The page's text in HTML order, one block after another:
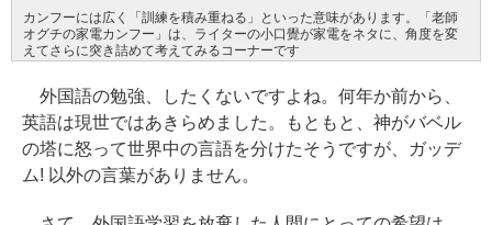
カンフーには広く「訓練を積み重ねる」といった意味があります。「老師
オグチの家電カンフー」は、ライターの小口覺が家電をネタに、角度を変
えてさらに突き詰めて考えてみるコーナーです
外国語の勉強、したくないですよね。何年か前から、
英語は現世ではあきらめました。もともと、神がバベル
の塔に怒って世界中の言語を分けたそうですが、ガッデ
ム! 以外の言葉がありません。